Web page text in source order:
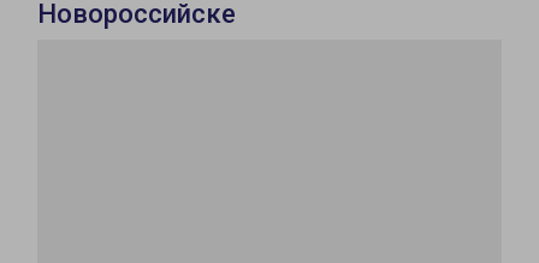
Новороссийске